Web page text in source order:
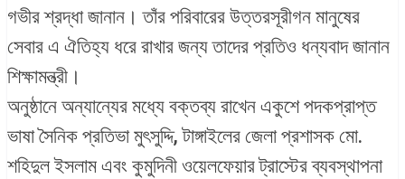
গভীর শ্রদ্ধা জানান। তাঁর পরিবারের উত্তরসূরীগন মানুষের
সেবার এ ঐতিহ্য ধরে রাখার জন্য তাদের প্রতিও ধন্যবাদ জানান
শিক্ষামন্ত্রী।
অনুষ্ঠানে অন্যান্যের মধ্যে বক্তব্য রাখেন একুশে পদকপ্রাপ্ত
ভাষা সৈনিক প্রতিভা মুৎসুদ্দি, টাঙ্গাইলের জেলা প্রশাসক মো.
শহিদুল ইসলাম এবং কুমুদিনী ওয়েলফেয়ার ট্রাস্টের ব্যবস্থাপনা